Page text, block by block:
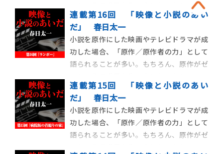
ロから作品世界を生み出したのだから、そ
の力が大きいことには違いない。ただ一方
で、映画やテレビドラマを先に観てから原
作を読んだ際に気づくことがある。劇中で
大きなインパクトを与えたセリフ、物語展
開、登場人物が原
連載第16回 「映像と小説のあい
だ」 春日太一
小説を原作にした映画やテレビドラマが成
功した場合、「原作／原作者の力」として
語られることが多い。もちろん、原作がゼ
の力が大きいことには違いない。ただ一方
で、映画やテレビドラマを先に観てから原
作を読んだ際に気づくことがある。劇中で
大きなインパクトを与えたセリフ、物語展
開、登場人物が原
連載第15回 「映像と小説のあい
だ」 春日太一
小説を原作にした映画やテレビドラマが成
功した場合、「原作／原作者の力」として
語られることが多い。もちろん、原作がゼ